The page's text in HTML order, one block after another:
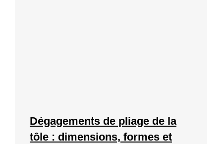
Dégagements de pliage de la
tôle : dimensions, formes et